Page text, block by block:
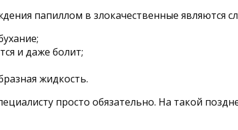
папиллом в злокачественные являются
и даже болит;
жидкость.
просто обязательно. На такой